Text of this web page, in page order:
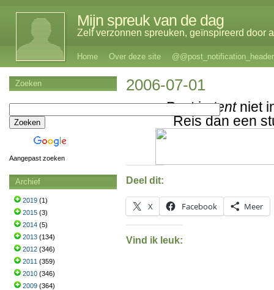
Mijn spreuk van de dag
Zelf verzonnen spreuken, geïnspireerd door
Home Over deze site @@post_notification_header
2006-07-01
Past jetentniet
Reis dan een
Deel dit:
X Facebook Meer
Vind ik leuk:
Zoeken
Aangepast zoeken
Archief
2019 (1)
2015 (3)
2014 (5)
2013 (134)
2012 (346)
2011 (359)
2010 (346)
2009 (364)